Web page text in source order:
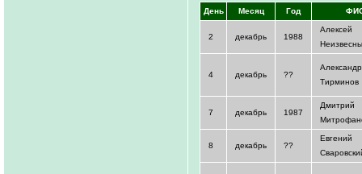
День Месяц Год
2 декабрь 1988
Алексей
4 декабрь ??
Александр
Тирминов
7 декабрь 1987
Дмитрий
8 декабрь ??
Евгений